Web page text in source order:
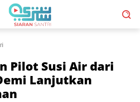
Pilot Susi Air dari
Lanjutkan